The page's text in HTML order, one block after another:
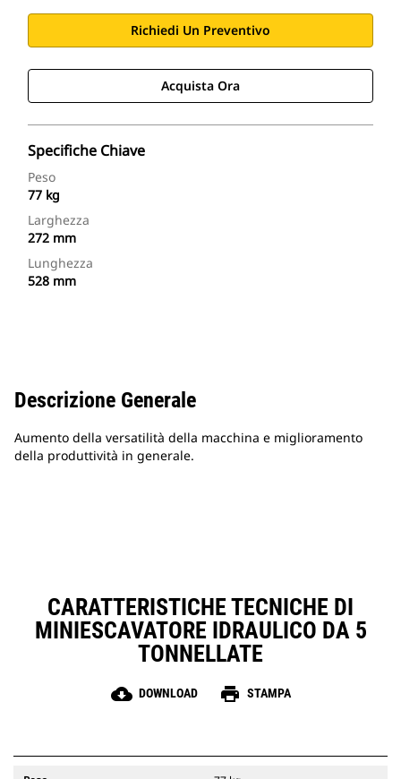
Richiedi Un Preventivo
Acquista Ora
Specifiche Chiave
Peso
77 kg
Larghezza
272 mm
Lunghezza
528 mm
Descrizione Generale
Aumento della versatilità della macchina e miglioramento
della produttività in generale.
CARATTERISTICHE TECNICHE DI
MINIESCAVATORE IDRAULICO DA 5
TONNELLATE
cloud_download DOWNLOAD print STAMPA